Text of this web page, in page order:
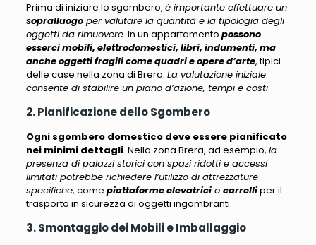
Prima di iniziare lo sgombero, è importante effettuare un
sopralluogoper valutare la quantità e la tipologia degli
oggetti da rimuovere. In un appartamento possono
esserci mobili, elettrodomestici, libri, indumenti, ma
anche oggetti fragili come quadri e opere d’arte, tipici
delle case nella zona di Brera. La valutazione iniziale
consente di stabilire un piano d’azione, tempi e costi.
2. Pianificazione dello Sgombero
Ogni sgombero domestico deve essere pianificato
nei minimi dettagli. Nella zona Brera, ad esempio, la
presenza di palazzi storici con spazi ridotti e accessi
limitati potrebbe richiedere l’utilizzo di attrezzature
specifiche, come piattaforme elevatricio carrelliper il
trasporto in sicurezza di oggetti ingombranti.
3. Smontaggio dei Mobili e Imballaggio